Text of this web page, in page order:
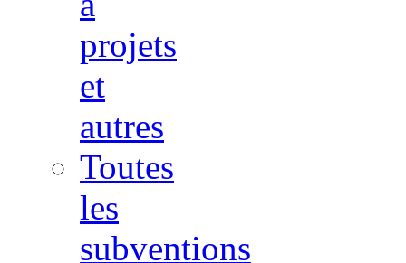
projets
et
autres
Toutes
les
subventions